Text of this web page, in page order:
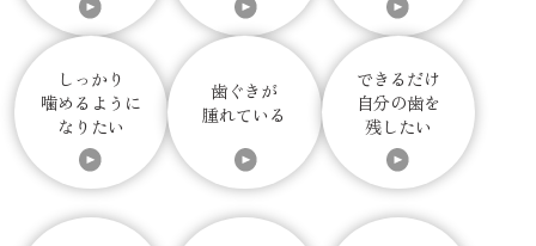
しっかり
噛めるように
なりたい
歯ぐきが
腫れている
できるだけ
自分の歯を
残したい